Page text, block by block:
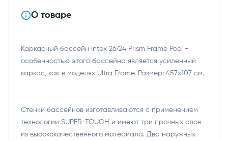
О товаре
Каркасный бассейн Intex 26724 Prism Frame Pool -
особенностью этого бассейна является усиленный
каркас, как в моделях Ultra Frame. Размер: 457x107 см.
Стенки бассейнов изготавливаются с применением
технологии SUPER-TOUGH и имеют три прочных слоя
из высококачественного материала. Два наружных